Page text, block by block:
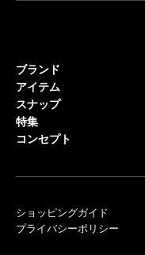
ブランド
アイテム
スナップ
特集
コンセプト
ショッピングガイド
プライバシーポリシー